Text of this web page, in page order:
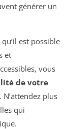
générer un
est possible
et
vous
de votre
plus
qui